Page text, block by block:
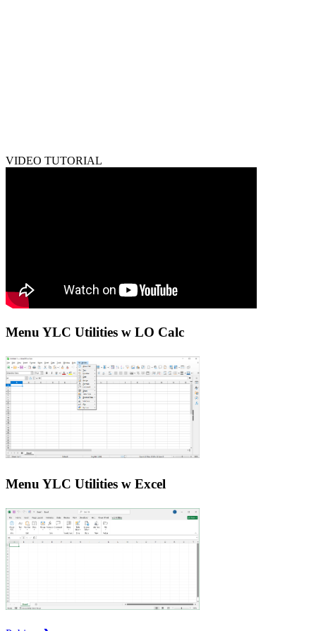
VIDEO TUTORIAL
Menu YLC Utilities w LO Calc
Menu YLC Utilities w Excel